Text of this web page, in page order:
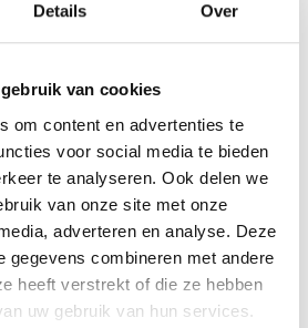
Details Over
van cookies
om content en advertenties te
voor social media te bieden
te analyseren. Ook delen we
van onze site met onze
adverteren en analyse. Deze
gegevens combineren met andere
heeft verstrekt of die ze hebben
uw gebruik van hun services.
met Eurocard/Mastercard,
Het bedrag wordt direct
de melding krijgen dat de betaling
heeft
een maximum bestelbedrag van
om uw betaling middels een
te voldoen via ons uitcheck